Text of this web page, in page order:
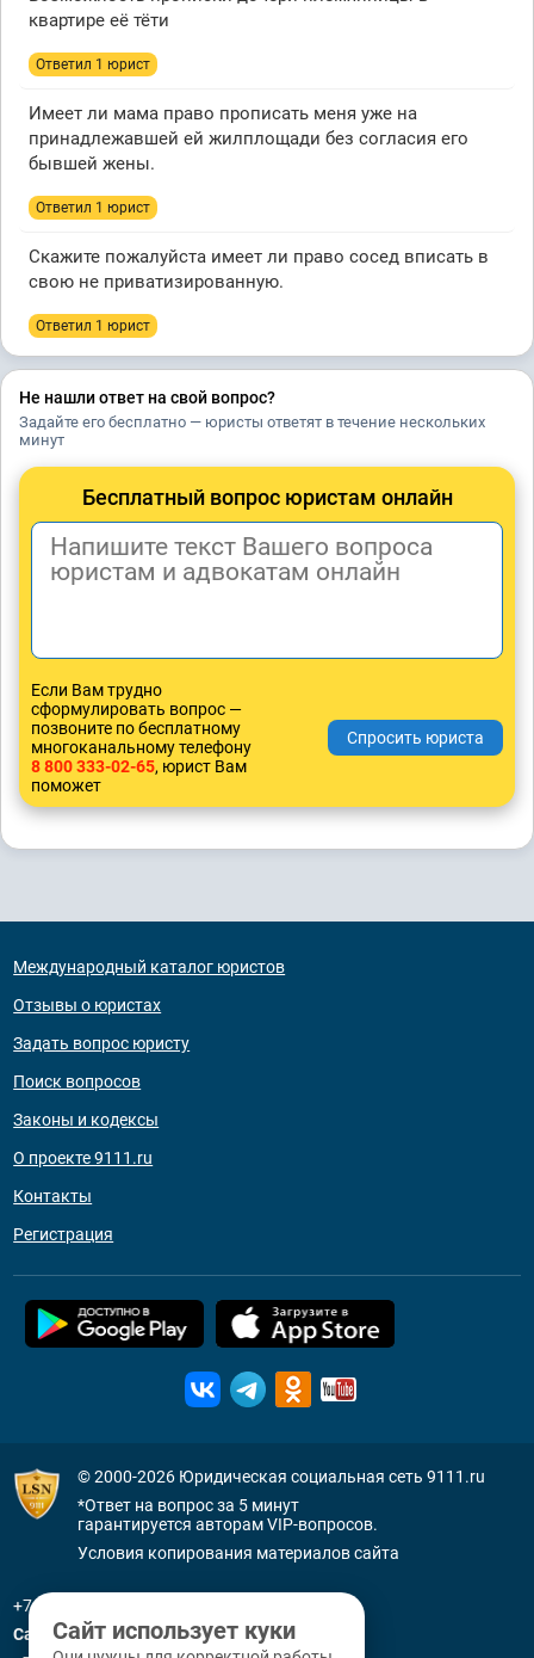
квартире её тёти
Ответил 1 юрист
Имеет ли мама право прописать меня уже на
принадлежавшей ей жилплощади без согласия его
бывшей жены.
Ответил 1 юрист
Скажите пожалуйста имеет ли право сосед вписать в
свою не приватизированную.
Ответил 1 юрист
Не нашли ответ на свой вопрос?
Задайте его бесплатно — юристы ответят в течение нескольких
минут
Бесплатный вопрос юристам онлайн
Если Вам трудно
сформулировать вопрос —
позвоните по бесплатному
многоканальному телефону
8 800 333-02-65, юрист Вам
поможет
Международный каталог юристов
Отзывы о юристах
Задать вопрос юристу
Поиск вопросов
Законы и кодексы
О проекте 9111.ru
Контакты
Регистрация
© 2000-2026 Юридическая социальная сеть 9111.ru
*Ответ на вопрос за 5 минут
гарантируется авторам VIP-вопросов.
Условия копирования материалов сайта
+7 (800) 505-91-11
Санкт-Петербург
Сайт использует куки